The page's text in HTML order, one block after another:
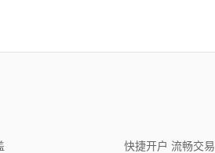
快捷开户 流畅交易